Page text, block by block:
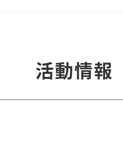
活動情報